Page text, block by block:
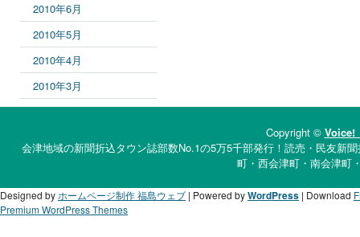
2010年6月
2010年5月
2010年4月
2010年3月
Copyright © Voice!
会津地域の新聞折込タウン誌部数No.1の5万5千部発行！読売・民友新
町・西会津町・南会津町
Designed by ホームページ制作 福島ウェブ | Powered byWordPress | Download
Premium WordPress Themes